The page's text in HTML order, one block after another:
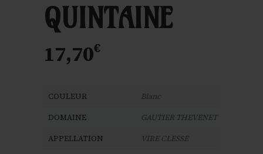
QUINTAINE
17,70€
COULEUR Blanc
DOMAINE GAUTIER THEVENET
APPELLATION VIRE CLESSE